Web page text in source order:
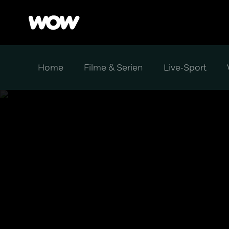
Home Filme & Serien Live-Sport